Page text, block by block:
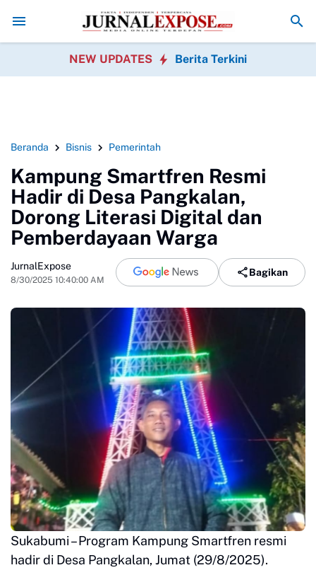
Gotong Royong Sambut HUT Ke-81 Republik Indonesia
NEW UPDATES Berita Terkini
Beranda Bisnis Pemerintah
Kampung Smartfren Resmi
Hadir di Desa Pangkalan,
Dorong Literasi Digital dan
Pemberdayaan Warga
JurnalExpose
8/30/2025 10:40:00 AM
Bagikan
Sukabumi – Program Kampung Smartfren resmi
hadir di Desa Pangkalan, Jumat (29/8/2025).